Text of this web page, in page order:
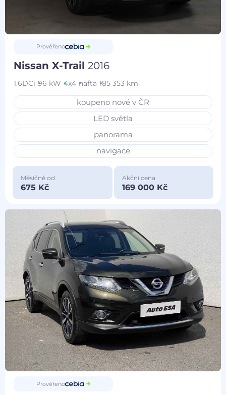
Prověřeno
Nissan X-Trail2016
1.6DCi 96 kW 4x4 nafta 185 353 km
koupeno nové v ČR
LED světla
panorama
navigace
Měsíčně od
675 Kč
Akční cena
169 000 Kč
Prověřeno